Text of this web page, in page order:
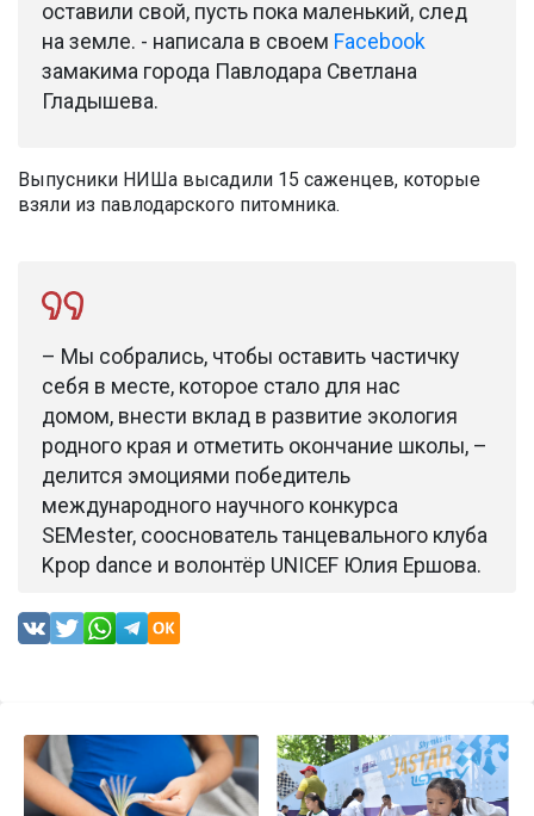
оставили свой, пусть пока маленький, след
на земле. - написала в своем Facebook
замакима города Павлодара Светлана
Гладышева.
Выпусники НИШа высадили 15 саженцев, которые
взяли из павлодарского питомника.
– Мы собрались, чтобы оставить частичку
себя в месте, которое стало для нас
домом, внести вклад в развитие экология
родного края и отметить окончание школы, –
делится эмоциями победитель
международного научного конкурса
SEMester, сооснователь танцевального клуба
Kpop dance и волонтёр UNICEF Юлия Ершова.